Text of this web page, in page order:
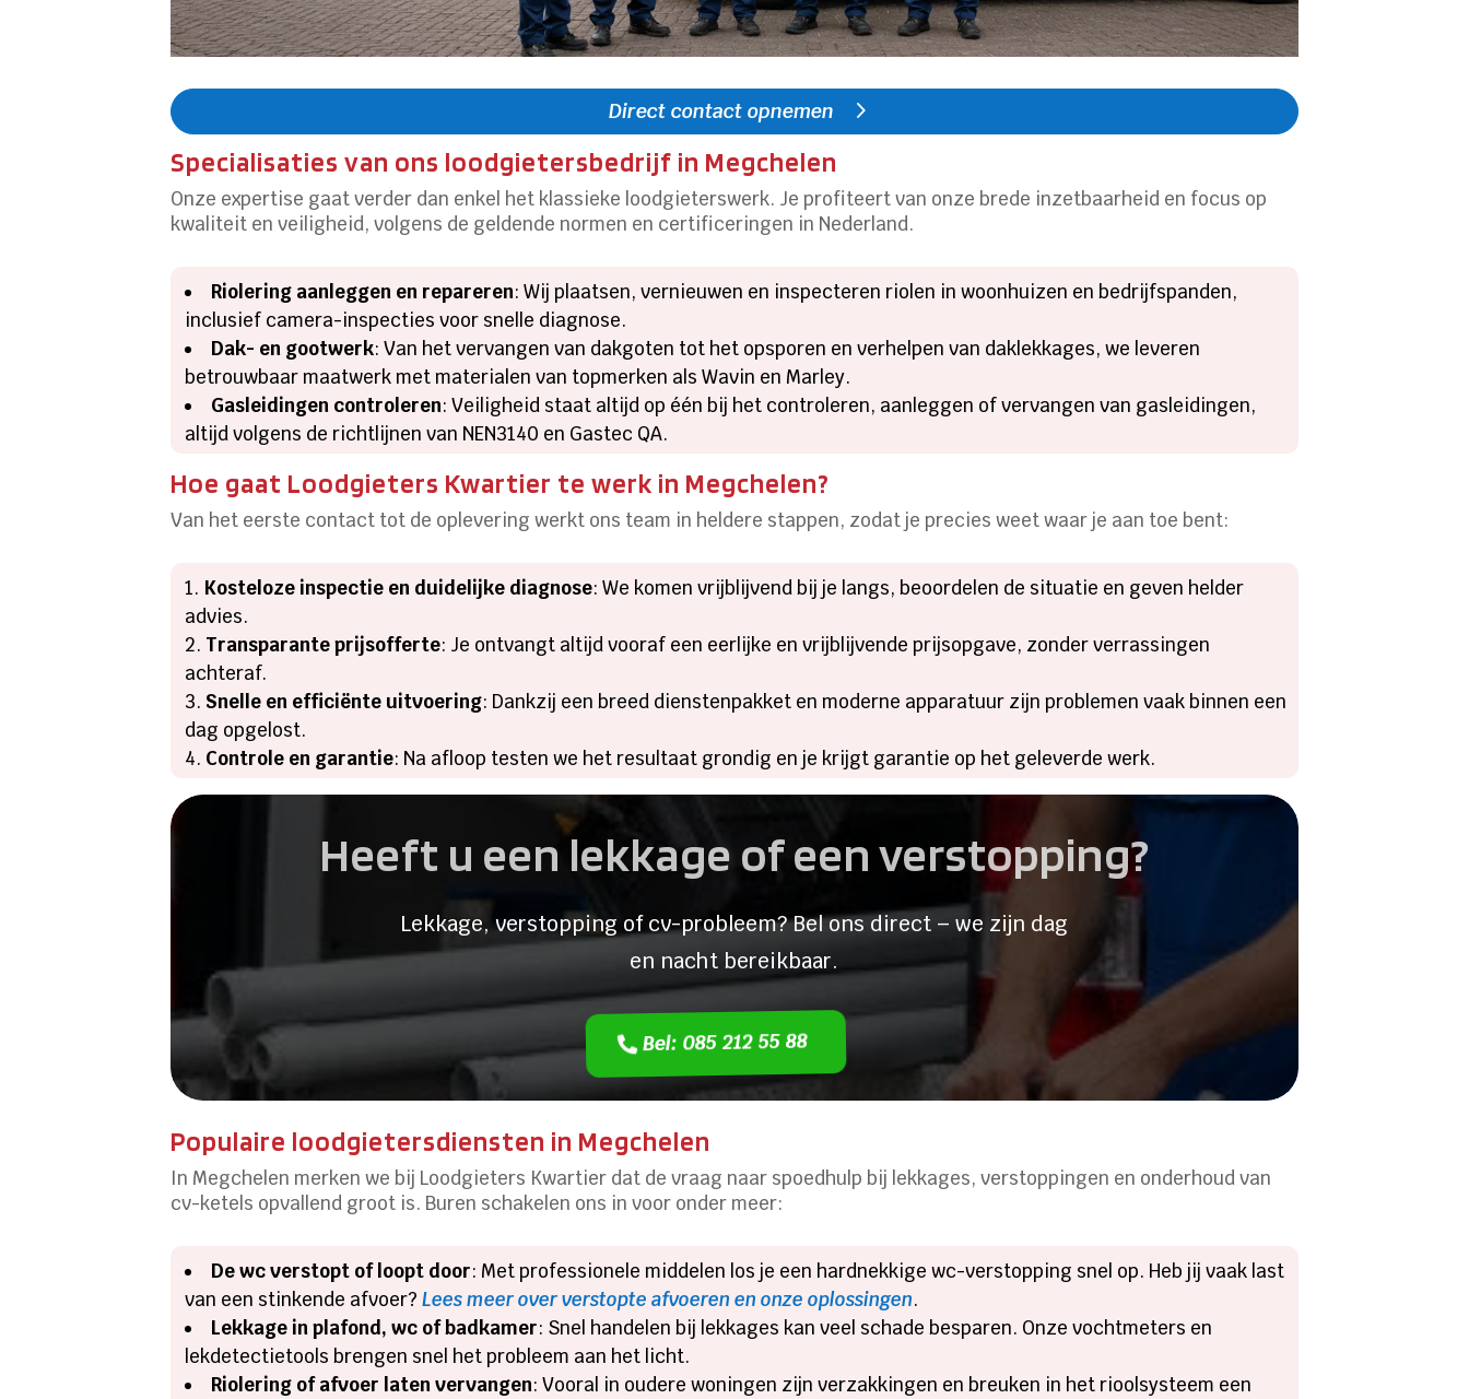
Direct contact opnemen
Specialisaties van ons loodgietersbedrijf in Megchelen
Onze expertise gaat verder dan enkel het klassieke loodgieterswerk. Je profiteert van onze brede inzetbaarheid en focus op
kwaliteit en veiligheid, volgens de geldende normen en certificeringen in Nederland.
Riolering aanleggen en repareren: Wij plaatsen, vernieuwen en inspecteren riolen in woonhuizen en bedrijfspanden,
inclusief camera-inspecties voor snelle diagnose.
Dak- en gootwerk: Van het vervangen van dakgoten tot het opsporen en verhelpen van daklekkages, we leveren
betrouwbaar maatwerk met materialen van topmerken als Wavin en Marley.
Gasleidingen controleren: Veiligheid staat altijd op één bij het controleren, aanleggen of vervangen van gasleidingen,
altijd volgens de richtlijnen van NEN3140 en Gastec QA.
Hoe gaat Loodgieters Kwartier te werk in Megchelen?
Van het eerste contact tot de oplevering werkt ons team in heldere stappen, zodat je precies weet waar je aan toe bent:
Kosteloze inspectie en duidelijke diagnose: We komen vrijblijvend bij je langs, beoordelen de situatie en geven helder
advies.
Transparante prijsofferte: Je ontvangt altijd vooraf een eerlijke en vrijblijvende prijsopgave, zonder verrassingen
achteraf.
Snelle en efficiënte uitvoering: Dankzij een breed dienstenpakket en moderne apparatuur zijn problemen vaak binnen een
dag opgelost.
Controle en garantie: Na afloop testen we het resultaat grondig en je krijgt garantie op het geleverde werk.
Heeft u een lekkage of een verstopping?
Lekkage, verstopping of cv-probleem? Bel ons direct – we zijn dag
en nacht bereikbaar.
Bel: 085 212 55 88
Populaire loodgietersdiensten in Megchelen
In Megchelen merken we bij Loodgieters Kwartier dat de vraag naar spoedhulp bij lekkages, verstoppingen en onderhoud van
cv-ketels opvallend groot is. Buren schakelen ons in voor onder meer:
De wc verstopt of loopt door: Met professionele middelen los je een hardnekkige wc-verstopping snel op. Heb jij vaak last
van een stinkende afvoer?Lees meer over verstopte afvoeren en onze oplossingen.
Lekkage in plafond, wc of badkamer: Snel handelen bij lekkages kan veel schade besparen. Onze vochtmeters en
lekdetectietools brengen snel het probleem aan het licht.
Riolering of afvoer laten vervangen: Vooral in oudere woningen zijn verzakkingen en breuken in het rioolsysteem een